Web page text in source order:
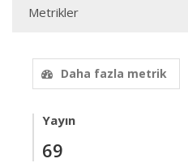
Metrikler
Daha fazla metrik
Yayın
69